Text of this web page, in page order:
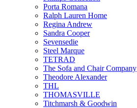
Porta Romana
Ralph Lauren Home
Regina Andrew
Sandra Cooper
Sevensedie
Steel Marque
TETRAD
The Sofa and Chair Company
Theodore Alexander
THL
THOMASVILLE
Titchmarsh & Goodwin